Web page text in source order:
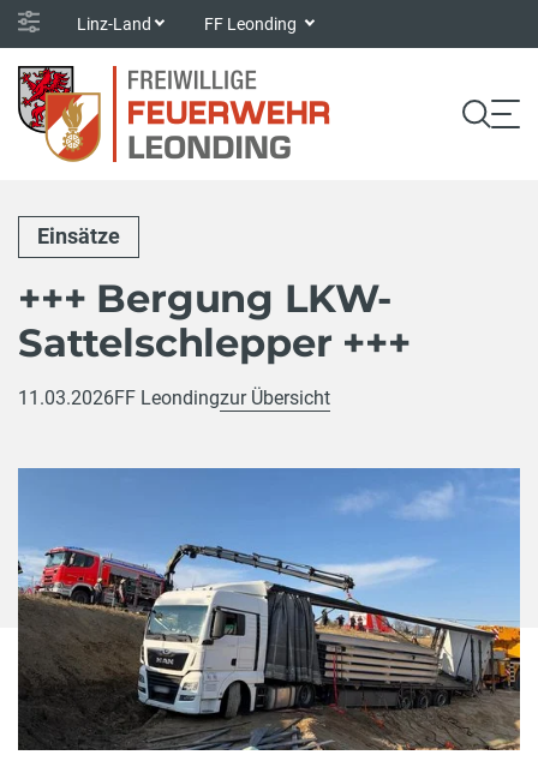
Linz-Land FF Leonding
Einsätze
+++ Bergung LKW-
Sattelschlepper +++
11.03.2026FF Leondingzur Übersicht